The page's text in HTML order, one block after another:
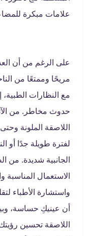
علامات مبكرة
على الرغم من أن
مريحًا وممتعًا من
مع النظارات الطبية،
حدوث مخاطر. من
اللاصقة الملونة
لفترة طويلة جدًا أو
الجانبية شديدة. من
الاستعمال
واستشارة الأطباء
أن عينيكِ حساسة،
اللاصقة تحسين